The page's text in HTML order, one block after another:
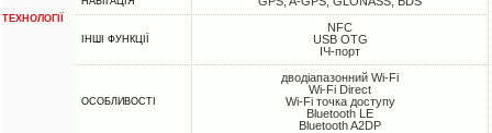
ТЕХНОЛОГІЇ
ІНШІ ФУНКЦІЇ
NFC
USB OTG
ІЧ-порт
ОСОБЛИВОСТІ
дводіапазонний Wi-Fi
Wi-Fi Direct
Wi-Fi точка доступу
Bluetooth LE
Bluetooth A2DP